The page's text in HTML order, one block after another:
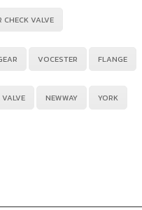
CHECK VALVE
VOCESTER FLANGE
NEWWAY YORK